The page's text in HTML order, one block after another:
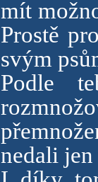
mít
Prostě
svým
Podle
nedali